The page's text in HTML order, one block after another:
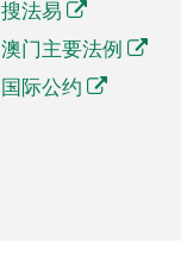
搜法易
澳门主要法例
国际公约